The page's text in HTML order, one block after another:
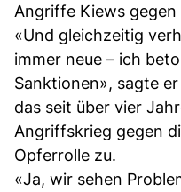
Angriffe Kiews gegen
«Und gleichzeitig
immer neue – ich
Sanktionen», sagte
das seit über vier
Angriffskrieg gegen
Opferrolle zu.
«Ja, wir sehen